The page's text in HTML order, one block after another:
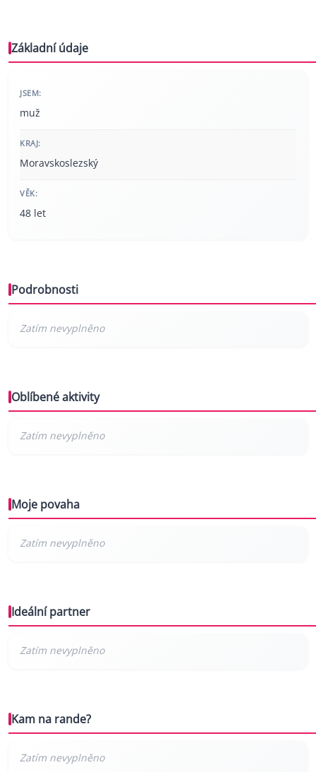
Základní údaje
JSEM:
muž
KRAJ:
Moravskoslezský
VĚK:
48 let
Podrobnosti
Oblíbené aktivity
Moje povaha
Ideální partner
Kam na rande?